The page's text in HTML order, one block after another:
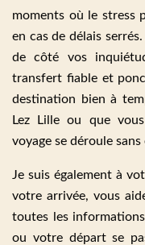
moments où le stress
en cas de délais
de côté vos
transfert fiable et
destination bien à
Lez Lille ou que
voyage se déroule sans
Je suis également à
votre arrivée, vous
toutes les
ou votre départ se